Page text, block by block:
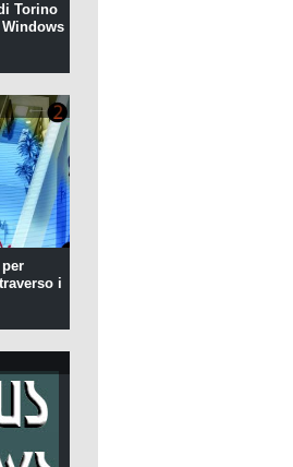
Torino
i